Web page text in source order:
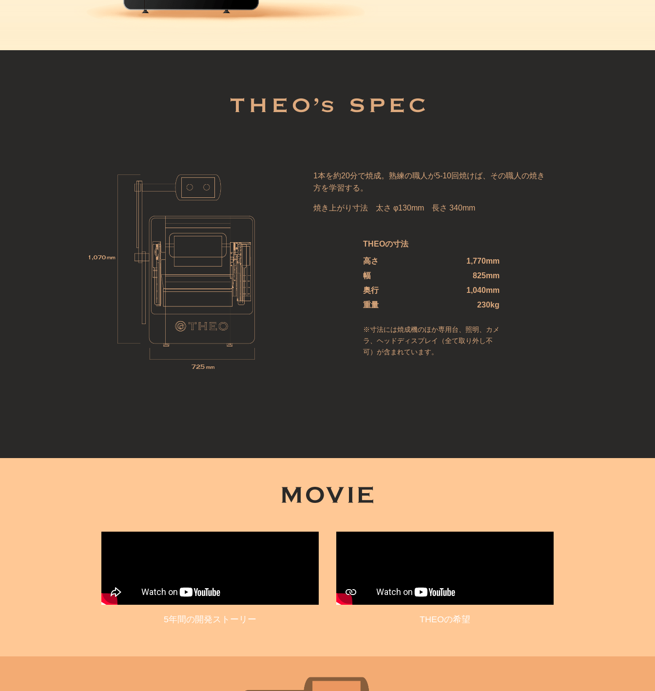
1本を約20分で焼成。熟練の職人が5-10回焼けば、その職人の焼き
方を学習する。
焼き上がり寸法 太さ φ130mm 長さ 340mm
THEOの寸法
高さ
1,770mm
幅
825mm
奥行
1,040mm
重量
230kg
※寸法には焼成機のほか専用台、照明、カメ
ラ、ヘッドディスプレイ（全て取り外し不
可）が含まれています。
5年間の開発ストーリー THEOの希望